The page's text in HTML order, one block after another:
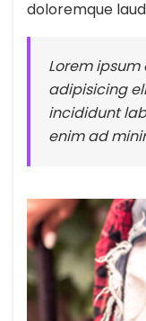
doloremque
Lorem
adipisicing
incididunt
enim ad